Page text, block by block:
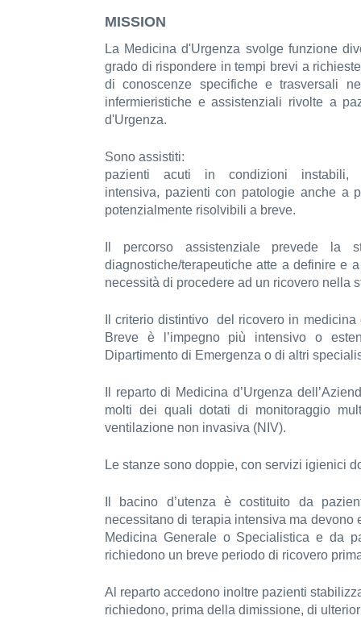
MISSION
La Medicina d'Urgenza svolge funzione
grado di rispondere in tempi brevi a
di conoscenze specifiche e trasversali
infermieristiche e assistenziali rivolte a
d'Urgenza.
Sono assistiti:
pazienti acuti in condizioni instabili,
intensiva, pazienti con patologie anche a
potenzialmente risolvibili a breve.
Il percorso assistenziale prevede la
diagnostiche/terapeutiche atte a definire e
necessità di procedere ad un ricovero nella
Il criterio distintivo del ricovero in medicina
Breve è l’impegno più intensivo o
Dipartimento di Emergenza o di altri
Il reparto di Medicina d’Urgenza
molti dei quali dotati di monitoraggio
ventilazione non invasiva (NIV).
Le stanze sono doppie, con servizi igienici
Il bacino d’utenza è costituito da
necessitano di terapia intensiva ma
Medicina Generale o Specialistica e da
richiedono un breve periodo di ricovero
Al reparto accedono inoltre pazienti
richiedono, prima della dimissione, di